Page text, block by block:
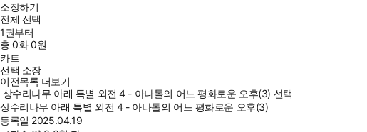
소장하기
전체 선택
1권부터
총0화0원
카트
선택 소장
이전목록 더보기
상수리나무 아래 특별 외전 4 - 아나톨의 어느 평화로운 오후(3) 선택
상수리나무 아래 특별 외전 4 - 아나톨의 어느 평화로운 오후(3)
등록일 2025.04.19